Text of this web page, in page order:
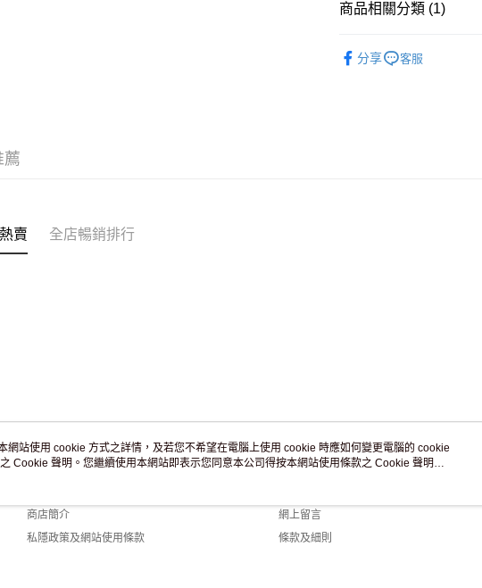
商品相關分類 (1)
分享
客服
薦
賣 全店暢銷排行
關於我們
商店簡介
私隱政策及網站使用條款
客戶服務
網上留言
條款及細則
網站使用 cookie 方式之詳情，及若您不希望在電腦上使用 cookie 時應如何變更電腦的 cookie
Cookie 聲明。您繼續使用本網站即表示您同意本公司得按本網站使用條款之 Cookie 聲明使